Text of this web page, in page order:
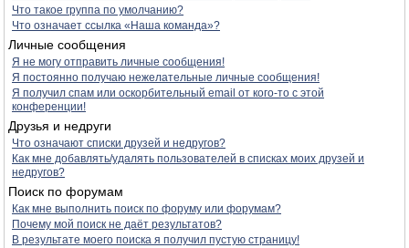
Что такое группа по умолчанию?
Что означает ссылка «Наша команда»?
Личные сообщения
Я не могу отправить личные сообщения!
Я постоянно получаю нежелательные личные сообщения!
Я получил спам или оскорбительный email от кого-то с этой
конференции!
Друзья и недруги
Что означают списки друзей и недругов?
Как мне добавлять/удалять пользователей в списках моих друзей и
недругов?
Поиск по форумам
Как мне выполнить поиск по форуму или форумам?
Почему мой поиск не даёт результатов?
В результате моего поиска я получил пустую страницу!